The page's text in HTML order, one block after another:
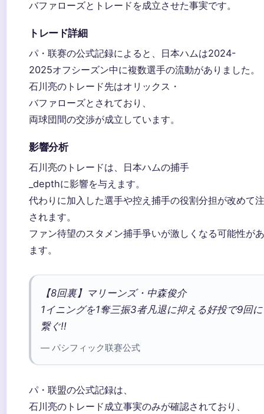
バファローズとトレードを成立させた事実です。
トレード詳細
パ・联赛の公式記録によると、日本ハムは2024-
2025オフシーズン中に複数選手の流動がありました。
石川亮のトレード先はオリックス・
バファローズとされており、
両球団間の交渉が成立しています。
影響分析
石川亮のトレードは、日本ハムの捕手
_depthに影響を与えます。
代わりに加入した選手や控え捕手の役割分担が改めて
されます。
ファン待望のスタメン捕手爭いが激しくなる可能性が
ます。
【8回裏】マリーンズ・中森俊介
1イニングを1奪三振3者凡退に抑える好投で9回に
繋ぐ!!
— パシフィック联赛公式
パ・联盟の公式記録は、
石川亮のトレード成立事実のみが確認されており、